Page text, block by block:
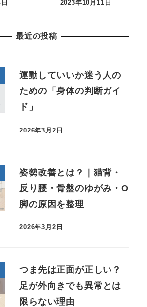
2023年10月11日
最近の投稿
運動していいか迷う人の
ための「身体の判断ガイ
ド」
2026年3月2日
姿勢改善とは？｜猫背・
反り腰・骨盤のゆがみ・O
脚の原因を整理
2026年3月2日
つま先は正面が正しい？
足が外向きでも異常とは
限らない理由